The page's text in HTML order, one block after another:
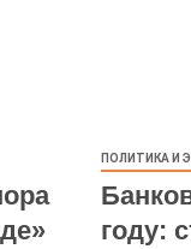
ПОЛИТИКА И
году: